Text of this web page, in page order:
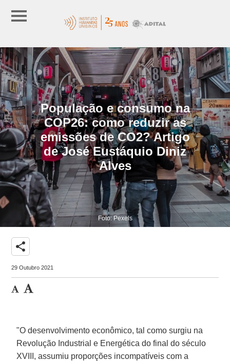
População e consumo na
COP26: como reduzir as
emissões de CO2? Artigo
de José Eustáquio Diniz
Alves
Foto: Pexels
share
29 Outubro 2021
"O desenvolvimento econômico, tal como surgiu na
Revolução Industrial e Energética do final do século
XVIII, assumiu proporções incompatíveis com a